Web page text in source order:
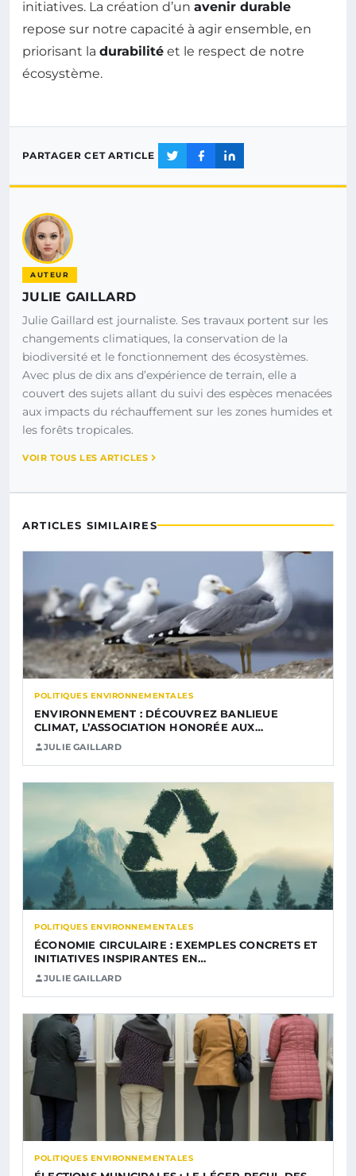
initiatives. La création d’un avenir durable
repose sur notre capacité à agir ensemble, en
priorisant la durabilité et le respect de notre
écosystème.
PARTAGER CET ARTICLE
AUTEUR
JULIE GAILLARD
Julie Gaillard est journaliste. Ses travaux portent sur les
changements climatiques, la conservation de la
biodiversité et le fonctionnement des écosystèmes.
Avec plus de dix ans d’expérience de terrain, elle a
couvert des sujets allant du suivi des espèces menacées
aux impacts du réchauffement sur les zones humides et
les forêts tropicales.
VOIR TOUS LES ARTICLES
ARTICLES SIMILAIRES
POLITIQUES ENVIRONNEMENTALES
ENVIRONNEMENT : DÉCOUVREZ BANLIEUE
CLIMAT, L’ASSOCIATION HONORÉE AUX…
JULIE GAILLARD
POLITIQUES ENVIRONNEMENTALES
ÉCONOMIE CIRCULAIRE : EXEMPLES CONCRETS ET
INITIATIVES INSPIRANTES EN…
JULIE GAILLARD
POLITIQUES ENVIRONNEMENTALES